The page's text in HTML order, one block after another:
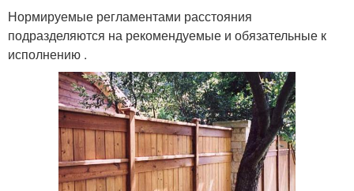
Нормируемые регламентами расстояния
подразделяются на рекомендуемые и обязательные к
исполнению .